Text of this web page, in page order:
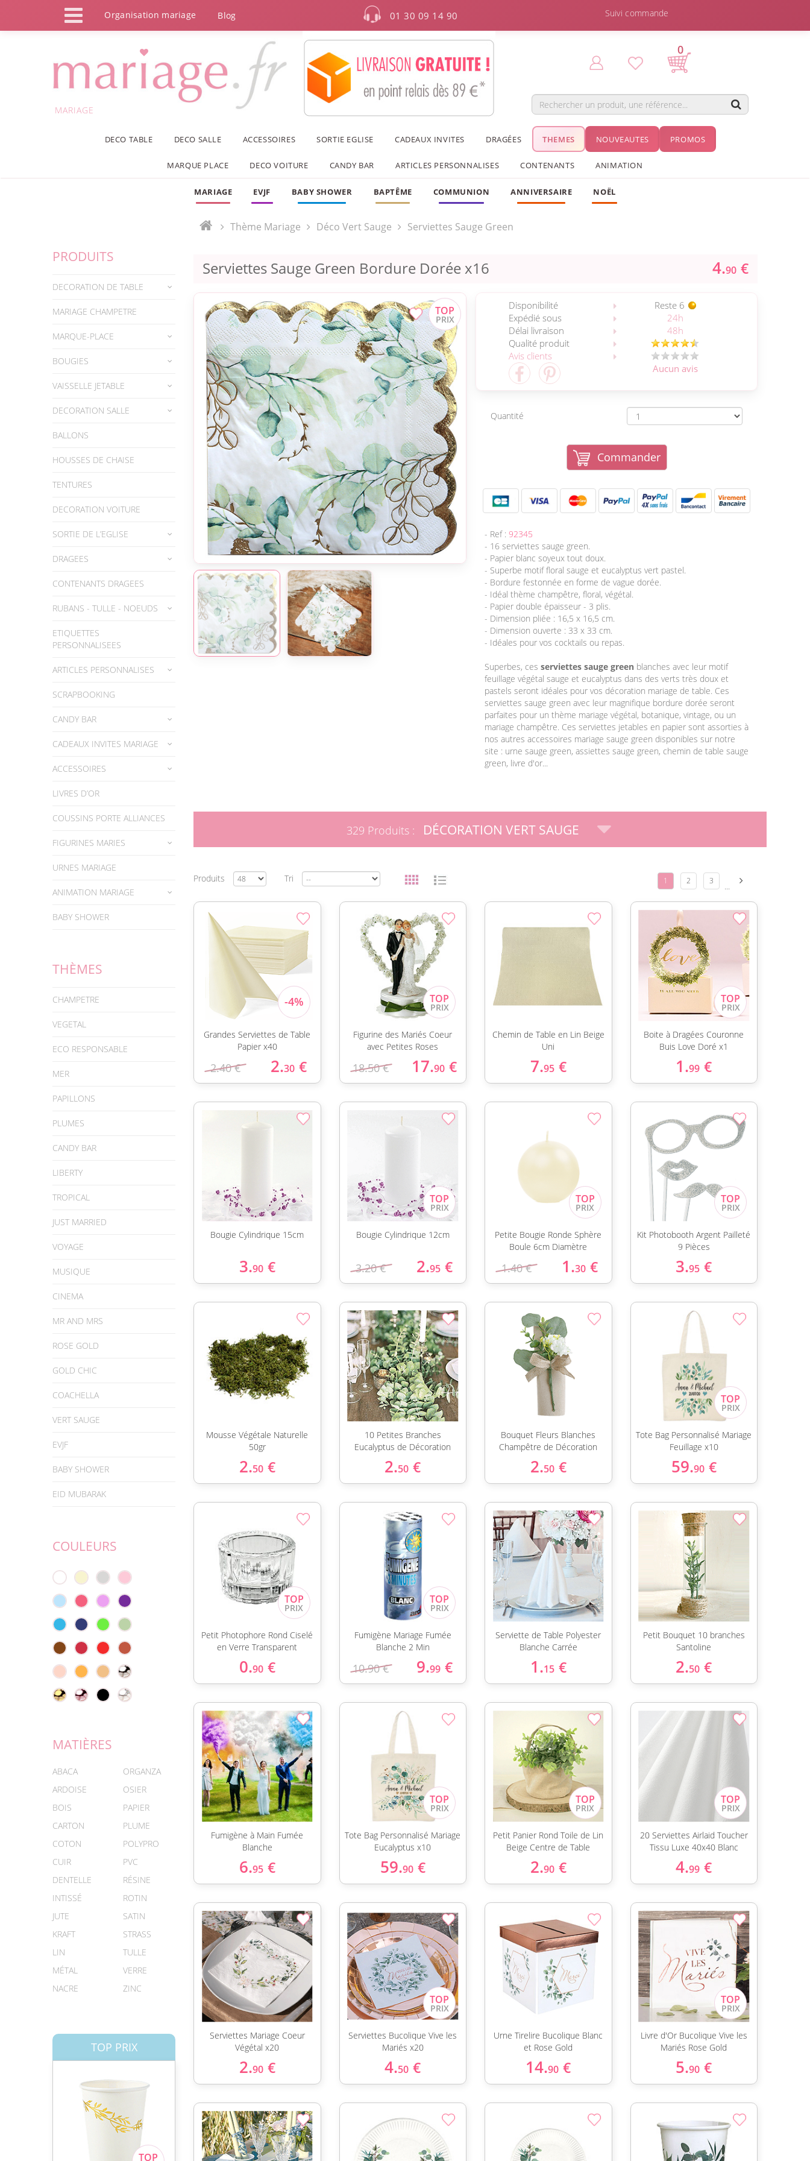
Organisation mariage Blog 01 30 09 14 90 Suivi commande
MARIAGE
0
DECO TABLE DECO SALLE ACCESSOIRES SORTIE EGLISE CADEAUX INVITES DRAGÉES THEMES NOUVEAUTES PROMOS
MARQUE PLACE DECO VOITURE CANDY BAR ARTICLES PERSONNALISES CONTENANTS ANIMATION
MARIAGE EVJF BABY SHOWER BAPTÊME COMMUNION ANNIVERSAIRE NOËL
PRODUITS
DECORATION DE TABLE
MARIAGE CHAMPETRE
MARQUE-PLACE
BOUGIES
VAISSELLE JETABLE
DECORATION SALLE
BALLONS
HOUSSES DE CHAISE
TENTURES
DECORATION VOITURE
SORTIE DE L’EGLISE
DRAGEES
CONTENANTS DRAGEES
RUBANS - TULLE - NOEUDS
ETIQUETTES
PERSONNALISEES
ARTICLES PERSONNALISES
SCRAPBOOKING
CANDY BAR
CADEAUX INVITES MARIAGE
ACCESSOIRES
LIVRES D’OR
COUSSINS PORTE ALLIANCES
FIGURINES MARIES
URNES MARIAGE
ANIMATION MARIAGE
BABY SHOWER
THÈMES
CHAMPETRE
VEGETAL
ECO RESPONSABLE
MER
PAPILLONS
PLUMES
CANDY BAR
LIBERTY
TROPICAL
JUST MARRIED
VOYAGE
MUSIQUE
CINEMA
MR AND MRS
ROSE GOLD
GOLD CHIC
COACHELLA
VERT SAUGE
EVJF
BABY SHOWER
EID MUBARAK
COULEURS
MATIÈRES
ABACA
ARDOISE
BOIS
CARTON
COTON
CUIR
DENTELLE
INTISSÉ
JUTE
KRAFT
LIN
MÉTAL
NACRE
ORGANZA
OSIER
PAPIER
PLUME
POLYPRO
PVC
RÉSINE
ROTIN
SATIN
STRASS
TULLE
VERRE
ZINC
TOP PRIX
Thème Mariage Déco Vert Sauge Serviettes Sauge Green
Serviettes Sauge Green Bordure Dorée x16 4.90 €
Disponibilité
Reste 6
Expédié sous
24h
Délai livraison
48h
Qualité produit
Avis clients
Aucun avis
Quantité
Commander
- Ref : 92345
- 16 serviettes sauge green.
- Papier blanc soyeux tout doux.
- Superbe motif floral sauge et eucalyptus vert pastel.
- Bordure festonnée en forme de vague dorée.
- Idéal thème champêtre, floral, végétal.
- Papier double épaisseur - 3 plis.
- Dimension pliée : 16,5 x 16,5 cm.
- Dimension ouverte : 33 x 33 cm.
- Idéales pour vos cocktails ou repas.
Superbes, ces serviettes sauge green blanches avec leur motif
feuillage végétal sauge et eucalyptus dans des verts très doux et
pastels seront idéales pour vos décoration mariage de table. Ces
serviettes sauge green avec leur magnifique bordure dorée seront
parfaites pour un thème mariage végétal, botanique, vintage, ou un
mariage champêtre. Ces serviettes jetables en papier sont assorties à
nos autres accessoires mariage sauge green disponibles sur notre
site : urne sauge green, assiettes sauge green, chemin de table sauge
green, livre d'or...
329 Produits : DÉCORATION VERT SAUGE
Produits Tri 1 2 3 ...
Grandes Serviettes de Table
Papier x40
2.40 € 2.30 €
Figurine des Mariés Coeur
avec Petites Roses
18.50 € 17.90 €
Chemin de Table en Lin Beige
Uni
7.95 €
Boite à Dragées Couronne
Buis Love Doré x1
1.99 €
Bougie Cylindrique 15cm
3.90 €
Bougie Cylindrique 12cm
3.20 € 2.95 €
Petite Bougie Ronde Sphère
Boule 6cm Diamètre
1.40 € 1.30 €
Kit Photobooth Argent Pailleté
9 Pièces
3.95 €
Mousse Végétale Naturelle
50gr
2.50 €
10 Petites Branches
Eucalyptus de Décoration
2.50 €
Bouquet Fleurs Blanches
Champêtre de Décoration
2.50 €
Tote Bag Personnalisé Mariage
Feuillage x10
59.90 €
Petit Photophore Rond Ciselé
en Verre Transparent
0.90 €
Fumigène Mariage Fumée
Blanche 2 Min
10.90 € 9.99 €
Serviette de Table Polyester
Blanche Carrée
1.15 €
Petit Bouquet 10 branches
Santoline
2.50 €
Fumigène à Main Fumée
Blanche
6.95 €
Tote Bag Personnalisé Mariage
Eucalyptus x10
59.90 €
Petit Panier Rond Toile de Lin
Beige Centre de Table
2.90 €
20 Serviettes Airlaid Toucher
Tissu Luxe 40x40 Blanc
4.99 €
Serviettes Mariage Coeur
Végétal x20
2.90 €
Serviettes Bucolique Vive les
Mariés x20
4.50 €
Urne Tirelire Bucolique Blanc
et Rose Gold
14.90 €
Livre d'Or Bucolique Vive les
Mariés Rose Gold
5.90 €
Panneau de gestion des cookies